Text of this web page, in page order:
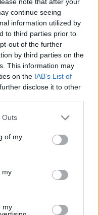
continue seeing
information utilized by
to third parties prior to
out of the further
by third parties on the
This information may
on the IAB’s List of
disclose it to other
Outs
of my
my
my